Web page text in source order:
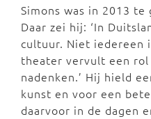
Simons was in 2013 te
Daar zei hij: ‘In
cultuur. Niet iedereen
theater vervult een
nadenken.’ Hij hield
kunst en voor een
daarvoor in de dagen